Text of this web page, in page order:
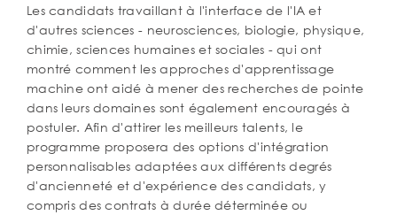
Les candidats travaillant à l'interface de l'IA et
d'autres sciences - neurosciences, biologie, physique,
chimie, sciences humaines et sociales - qui ont
montré comment les approches d'apprentissage
machine ont aidé à mener des recherches de pointe
dans leurs domaines sont également encouragés à
postuler. Afin d'attirer les meilleurs talents, le
programme proposera des options d'intégration
personnalisables adaptées aux différents degrés
d'ancienneté et d'expérience des candidats, y
compris des contrats à durée déterminée ou